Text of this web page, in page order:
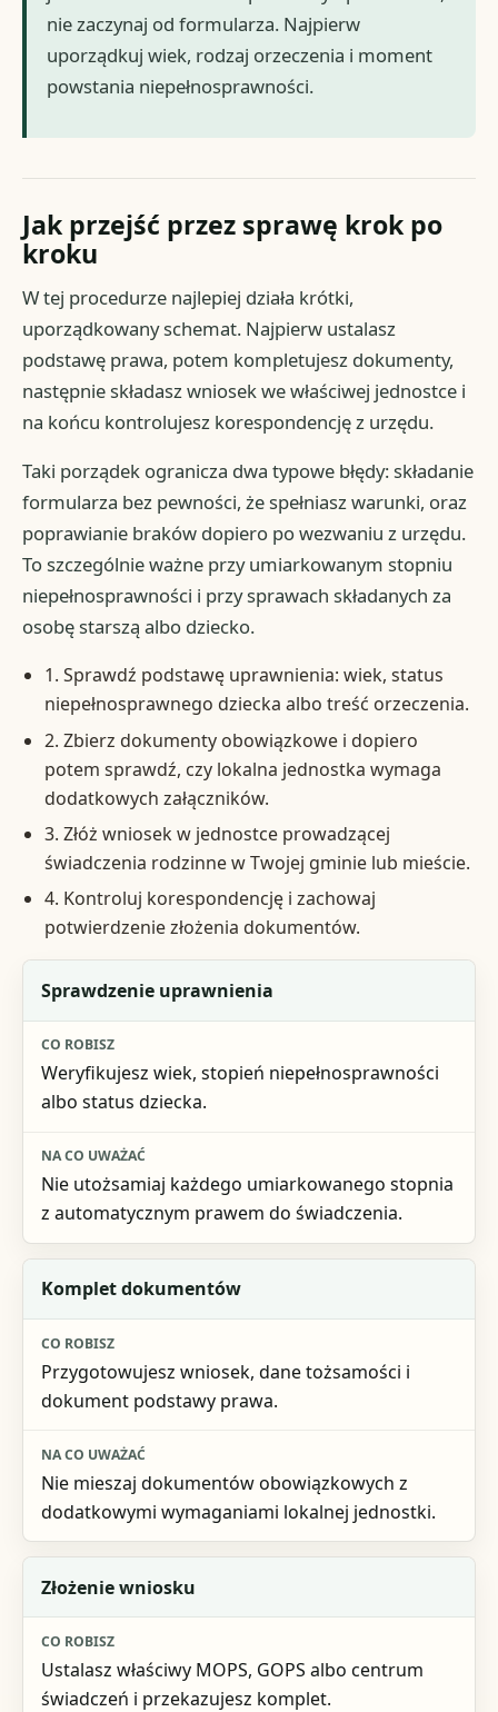
nie zaczynaj od formularza. Najpierw
uporządkuj wiek, rodzaj orzeczenia i moment
powstania niepełnosprawności.
Jak przejść przez sprawę krok po
kroku
W tej procedurze najlepiej działa krótki,
uporządkowany schemat. Najpierw ustalasz
podstawę prawa, potem kompletujesz dokumenty,
następnie składasz wniosek we właściwej jednostce i
na końcu kontrolujesz korespondencję z urzędu.
Taki porządek ogranicza dwa typowe błędy: składanie
formularza bez pewności, że spełniasz warunki, oraz
poprawianie braków dopiero po wezwaniu z urzędu.
To szczególnie ważne przy umiarkowanym stopniu
niepełnosprawności i przy sprawach składanych za
osobę starszą albo dziecko.
1. Sprawdź podstawę uprawnienia: wiek, status
niepełnosprawnego dziecka albo treść orzeczenia.
2. Zbierz dokumenty obowiązkowe i dopiero
potem sprawdź, czy lokalna jednostka wymaga
dodatkowych załączników.
3. Złóż wniosek w jednostce prowadzącej
świadczenia rodzinne w Twojej gminie lub mieście.
4. Kontroluj korespondencję i zachowaj
potwierdzenie złożenia dokumentów.
Krok
Co robisz
Na co uważać
Sprawdzenie uprawnienia
Weryfikujesz wiek, stopień niepełnosprawności
albo status dziecka.
Nie utożsamiaj każdego umiarkowanego stopnia
z automatycznym prawem do świadczenia.
Komplet dokumentów
Przygotowujesz wniosek, dane tożsamości i
dokument podstawy prawa.
Nie mieszaj dokumentów obowiązkowych z
dodatkowymi wymaganiami lokalnej jednostki.
Złożenie wniosku
Ustalasz właściwy MOPS, GOPS albo centrum
świadczeń i przekazujesz komplet.